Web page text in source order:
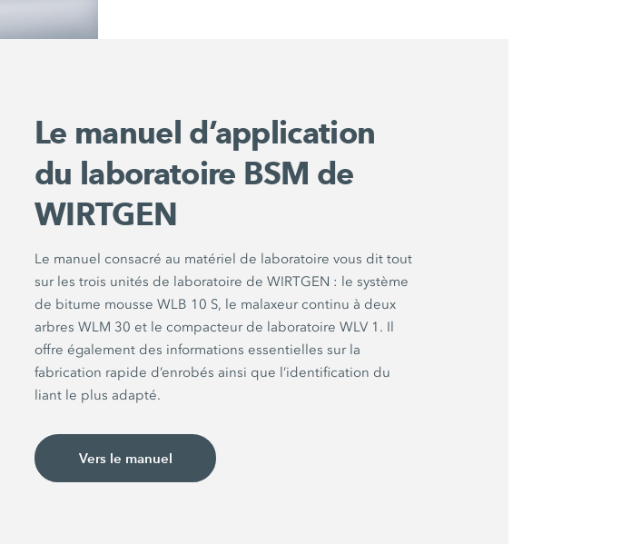
Le manuel d’application
du laboratoire BSM de
WIRTGEN
Le manuel consacré au matériel de laboratoire vous dit tout
sur les trois unités de laboratoire de WIRTGEN : le système
de bitume mousse WLB 10 S, le malaxeur continu à deux
arbres WLM 30 et le compacteur de laboratoire WLV 1. Il
offre également des informations essentielles sur la
fabrication rapide d’enrobés ainsi que l’identification du
liant le plus adapté.
Vers le manuel